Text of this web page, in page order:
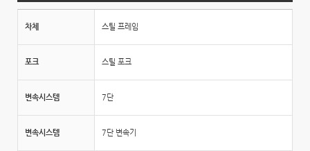
차체 스틸 프레임
포크 스틸 포크
변속시스템 7단
변속시스템 7단 변속기